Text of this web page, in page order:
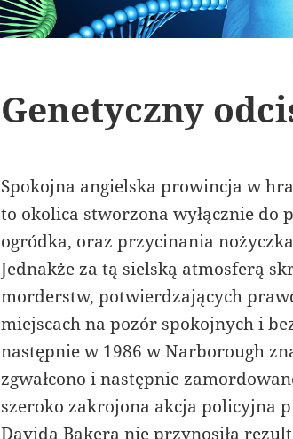
Genetyczny
Spokojna angielska prowincja w
to okolica stworzona wyłącznie
ogródka, oraz przycinania
Jednakże za tą sielską atmosferą
morderstw, potwierdzających
miejscach na pozór spokojnych i
następnie w 1986 w Narborough
zgwałcono i następnie
szeroko zakrojona akcja policyjna
Davida Bakera nie przynosiła